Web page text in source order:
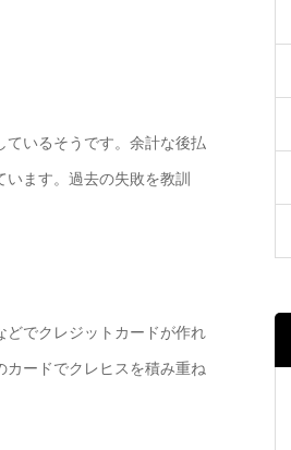
ているそうです。余計な後払
ます。過去の失敗を教訓
どでクレジットカードが作れ
カードでクレヒスを積み重ね